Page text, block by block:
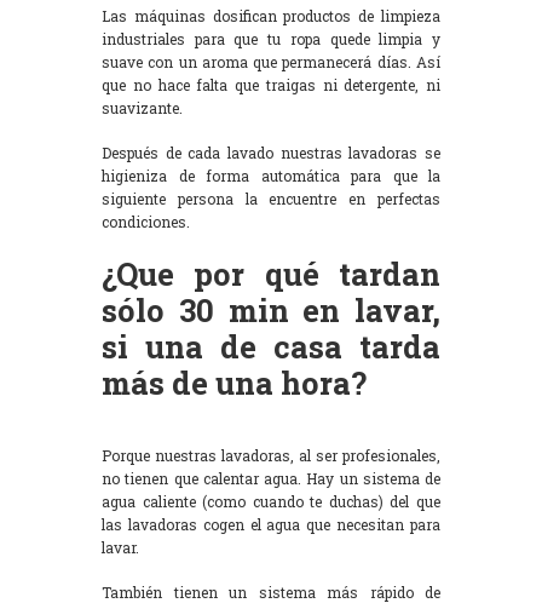
Las máquinas dosifican productos de limpieza
industriales para que tu ropa quede limpia y
suave con un aroma que permanecerá días. Así
que no hace falta que traigas ni detergente, ni
suavizante.
Después de cada lavado nuestras lavadoras se
higieniza de forma automática para que la
siguiente persona la encuentre en perfectas
condiciones.
¿Que por qué tardan
sólo 30 min en lavar,
si una de casa tarda
más de una hora?
Porque nuestras lavadoras, al ser profesionales,
no tienen que calentar agua. Hay un sistema de
agua caliente (como cuando te duchas) del que
las lavadoras cogen el agua que necesitan para
lavar.
También tienen un sistema más rápido de